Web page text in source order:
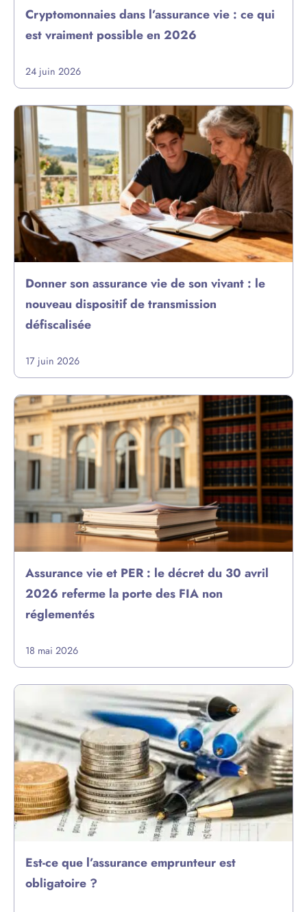
Cryptomonnaies dans l’assurance vie : ce qui
est vraiment possible en 2026
24 juin 2026
Donner son assurance vie de son vivant : le
nouveau dispositif de transmission
défiscalisée
17 juin 2026
Assurance vie et PER : le décret du 30 avril
2026 referme la porte des FIA non
réglementés
18 mai 2026
Est-ce que l’assurance emprunteur est
obligatoire ?